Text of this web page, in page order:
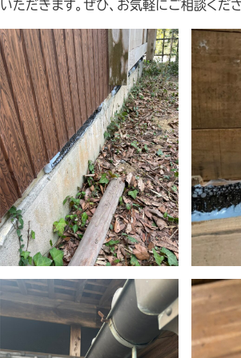
いただきます。ぜひ、お気軽にご相談くだ